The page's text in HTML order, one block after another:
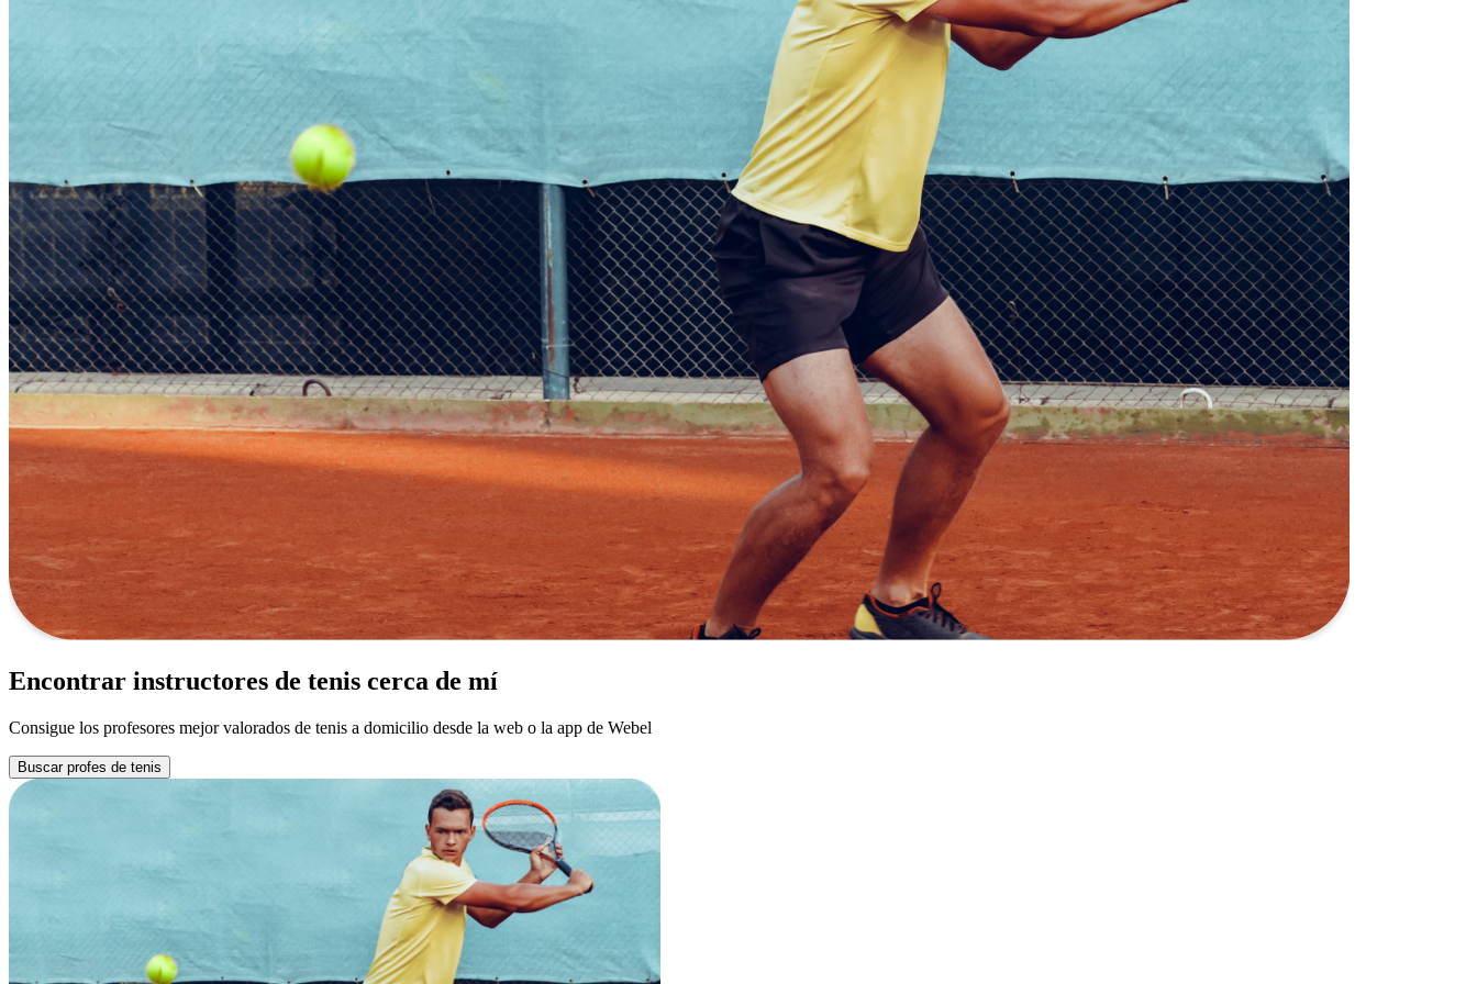
Encontrar instructores de tenis cerca de mí
Consigue los profesores mejor valorados de tenis a domicilio desde la web o la app de Webel
Buscar profes de tenis